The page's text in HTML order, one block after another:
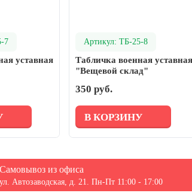
7
уставная
Артикул: ТБ-25-8
Табличка военная уставная
"Вещевой склад"
350 руб.
В КОРЗИНУ
Самовывоз из офиса
ул. Автозаводская, д. 21. Пн-Пт 11:00 - 17:00